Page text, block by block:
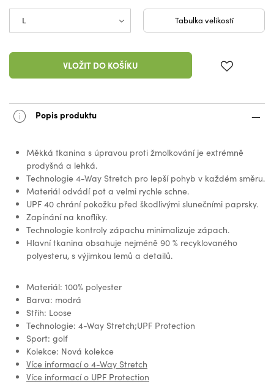
Tabulka velikostí
VLOŽIT DO KOŠÍKU
Popis produktu
Měkká tkanina s úpravou proti žmolkování je extrémně
prodyšná a lehká.
Technologie 4-Way Stretch pro lepší pohyb v každém směru.
Materiál odvádí pot a velmi rychle schne.
UPF 40 chrání pokožku před škodlivými slunečními paprsky.
Zapínání na knoflíky.
Technologie kontroly zápachu minimalizuje zápach.
Hlavní tkanina obsahuje nejméně 90 % recyklovaného
polyesteru, s výjimkou lemů a detailů.
Materiál: 100% polyester
Barva: modrá
Střih: Loose
Technologie: 4-Way Stretch;UPF Protection
Sport: golf
Kolekce: Nová kolekce
Více informací o 4-Way Stretch
Více informací o UPF Protection